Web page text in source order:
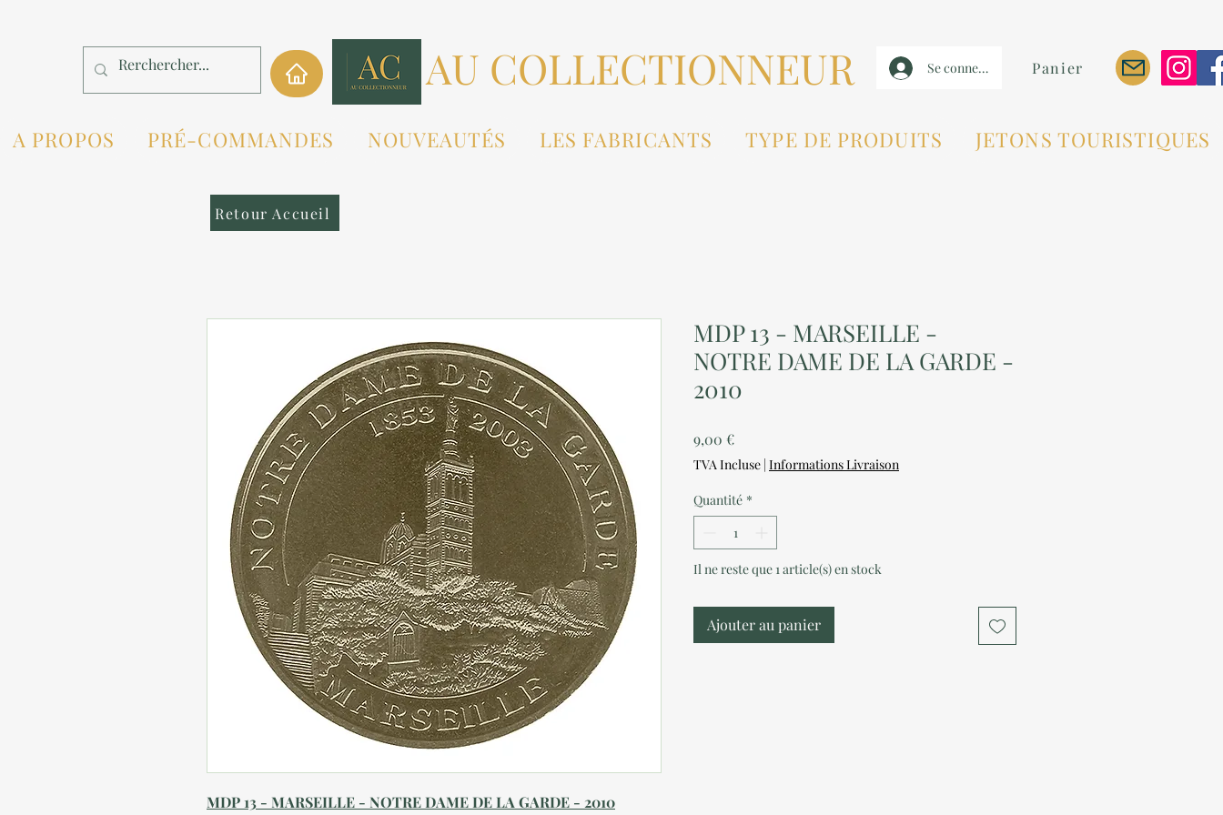
AU COLLECTIONNEUR Se connecter Panier
A PROPOS PRÉ-COMMANDES NOUVEAUTÉS LES FABRICANTS TYPE DE PRODUITS JETONS TOURISTIQUES
MDP 13 - MARSEILLE - NOTRE DAME DE LA GARDE - 2010
MDP 13 - MARSEILLE -
NOTRE DAME DE LA GARDE -
2010
9,00 €Prix
TVA Incluse | Informations Livraison
Quantité *
Il ne reste que 1 article(s) en stock
Ajouter au panier
Retour Accueil